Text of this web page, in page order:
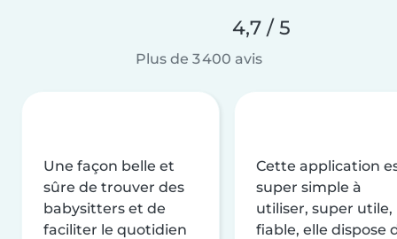
4,7 / 5
Plus de 3 400 avis
Une façon belle et
sûre de trouver des
babysitters et de
faciliter le quotidien
Cette application
super simple à
utiliser, super utile,
fiable, elle dispose